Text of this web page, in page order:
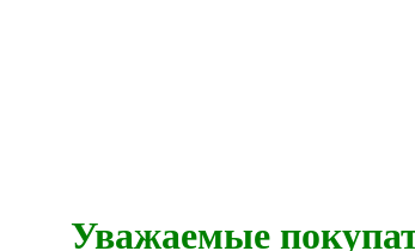
Уважаемые